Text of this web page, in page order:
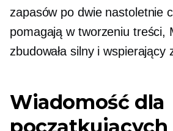
zapasów po dwie nastoletnie
pomagają w tworzeniu treści,
zbudowała silny i wspierający
Wiadomość dla
początkujących